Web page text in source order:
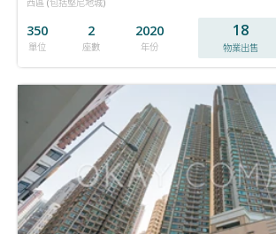
350
單位
2
座數
2020
年份
18
物業出售